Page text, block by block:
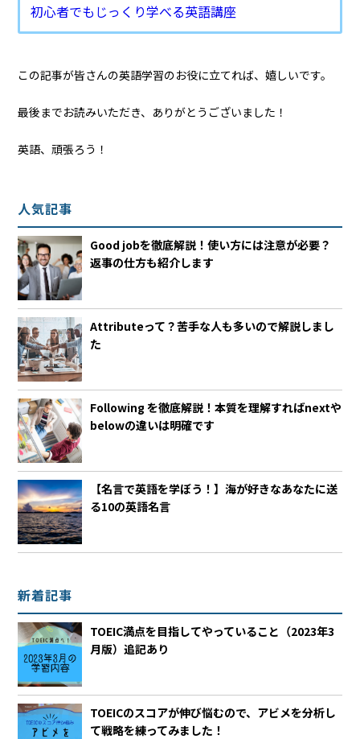
初心者でもじっくり学べる英語講座
この記事が皆さんの英語学習のお役に立てれば、嬉しいです。
最後までお読みいただき、ありがとうございました！
英語、頑張ろう！
人気記事
Good jobを徹底解説！使い方には注意が必要？
返事の仕方も紹介します
Attributeって？苦手な人も多いので解説しまし
た
Following を徹底解説！本質を理解すればnextや
belowの違いは明確です
【名言で英語を学ぼう！】海が好きなあなたに送
る10の英語名言
新着記事
TOEIC満点を目指してやっていること（2023年3
月版）追記あり
TOEICのスコアが伸び悩むので、アビメを分析し
て戦略を練ってみました！